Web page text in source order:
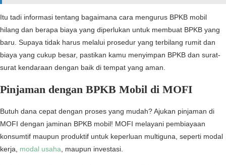
Itu tadi informasi tentang bagaimana cara mengurus BPKB mobil
hilang dan berapa biaya yang diperlukan untuk membuat BPKB yang
baru. Supaya tidak harus melalui prosedur yang terbilang rumit dan
biaya yang cukup besar, pastikan kamu menyimpan BPKB dan surat-
surat kendaraan dengan baik di tempat yang aman.
Pinjaman dengan BPKB Mobil di MOFI
Butuh dana cepat dengan proses yang mudah? Ajukan pinjaman di
MOFI dengan jaminan BPKB mobil! MOFI melayani pembiayaan
konsumtif maupun produktif untuk keperluan multiguna, seperti modal
kerja, modal usaha , maupun investasi.